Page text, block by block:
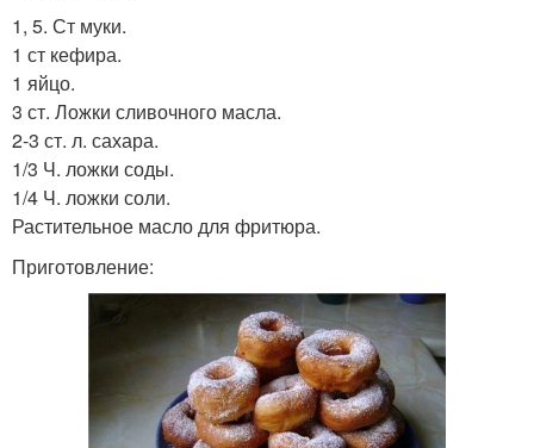
1, 5. Ст муки.
1 ст кефира.
1 яйцо.
3 ст. Ложки сливочного масла.
2-3 ст. л. сахара.
1/3 Ч. ложки соды.
1/4 Ч. ложки соли.
Растительное масло для фритюра.
Приготовление: